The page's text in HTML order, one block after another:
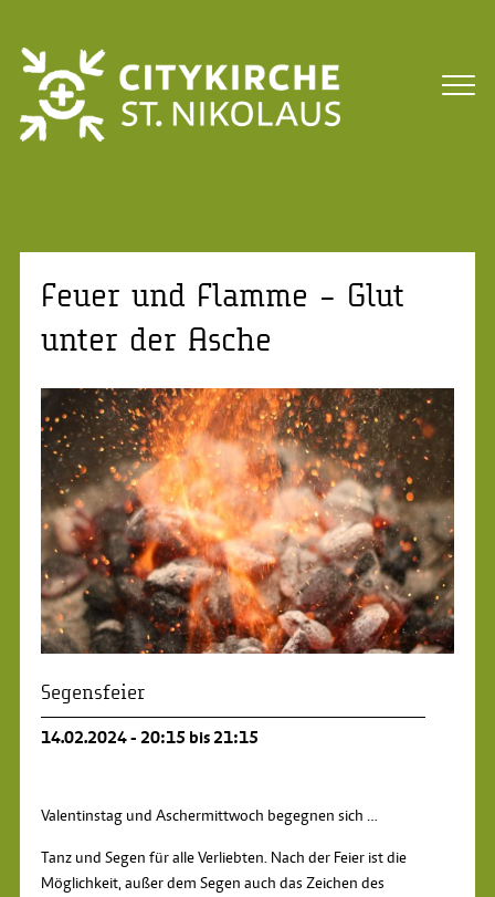
Feuer und Flamme – Glut
unter der Asche
Segensfeier
14.02.2024 - 20:15 bis 21:15
Valentinstag und Aschermittwoch begegnen sich …
Tanz und Segen für alle Verliebten. Nach der Feier ist die
Möglichkeit, außer dem Segen auch das Zeichen des